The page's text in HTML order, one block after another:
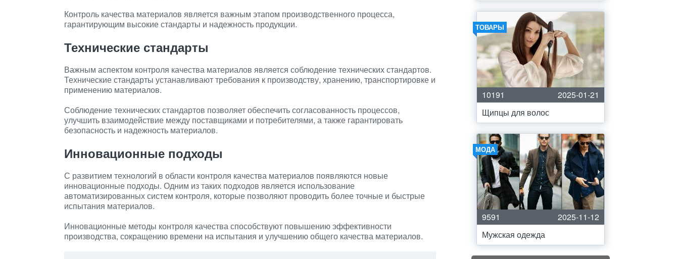
Контроль качества материалов является важным этапом производственного процесса,
гарантирующим высокие стандарты и надежность продукции.
Технические стандарты
Важным аспектом контроля качества материалов является соблюдение технических стандартов.
Технические стандарты устанавливают требования к производству, хранению, транспортировке и
применению материалов.
Соблюдение технических стандартов позволяет обеспечить согласованность процессов,
улучшить взаимодействие между поставщиками и потребителями, а также гарантировать
безопасность и надежность материалов.
Инновационные подходы
С развитием технологий в области контроля качества материалов появляются новые
инновационные подходы. Одним из таких подходов является использование
автоматизированных систем контроля, которые позволяют проводить более точные и быстрые
испытания материалов.
Инновационные методы контроля качества способствуют повышению эффективности
производства, сокращению времени на испытания и улучшению общего качества материалов.
ТОВАРЫ
10191
2025-01-21
Щипцы для волос
МОДА
9591
2025-11-12
Мужская одежда